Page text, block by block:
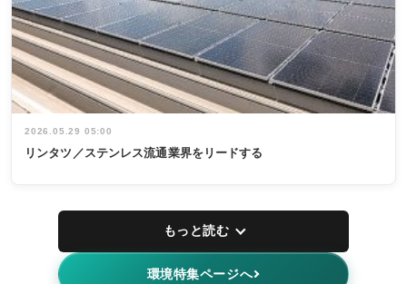
2026.05.29 05:00
リンタツ／ステンレス流通業界をリードする
もっと読む
環境特集ページへ